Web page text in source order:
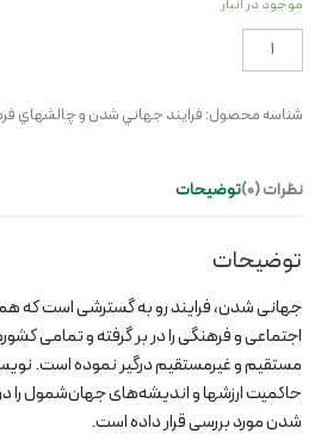
موجود در انبار
فرایند
جهانی
و
عدد
شناسه محصول: فرايند جهاني شدن و چالشهاي
توضیحات نظرات (0)
توضیحات
جهانی شدن، فرایند رو به گسترشی است که
اجتماعی و فرهنگی را در بر گرفته و تمامی
مستقیم و غیرمستقیم درگیر نموده است.
حاکمیت ارزشها و اندیشه‌های جهان‌شمول را در
شدن مورد بررسی قرار داده است.